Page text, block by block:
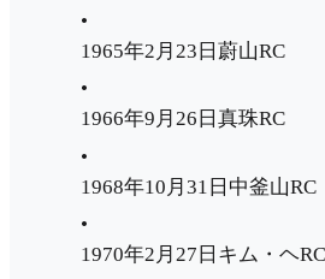
•
1965年2月23日蔚山RC
•
1966年9月26日真珠RC
•
1968年10月31日中釜山RC
•
1970年2月27日キム・ヘRC